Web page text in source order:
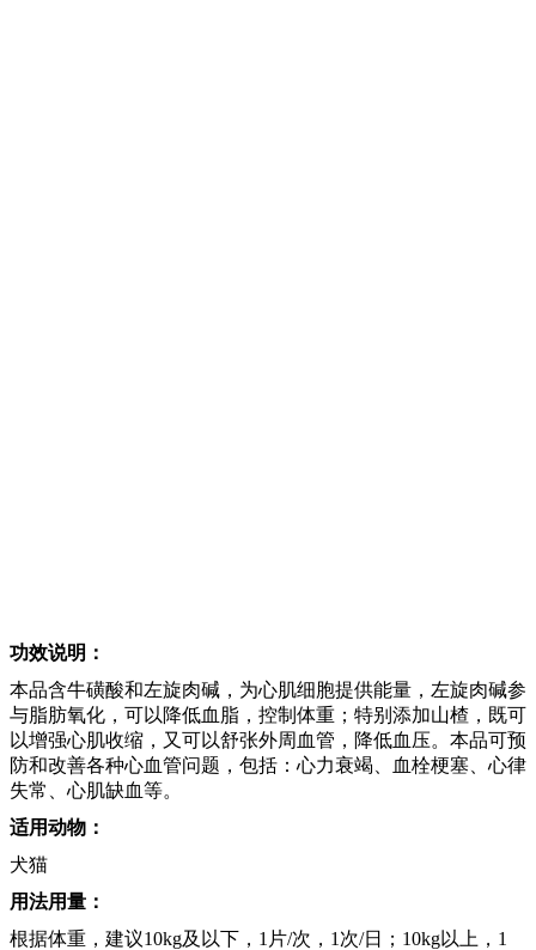
功效说明：
本品含牛磺酸和左旋肉碱，为心肌细胞提供能量，左旋肉碱参
与脂肪氧化，可以降低血脂，控制体重；特别添加山楂，既可
以增强心肌收缩，又可以舒张外周血管，降低血压。本品可预
防和改善各种心血管问题，包括：心力衰竭、血栓梗塞、心律
失常、心肌缺血等。
适用动物：
犬猫
用法用量：
根据体重，建议10kg及以下，1片/次，1次/日；10kg以上，1